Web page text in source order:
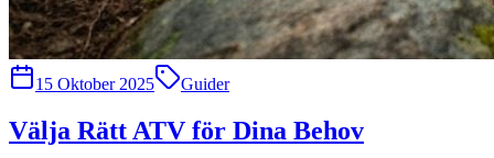
15 Oktober 2025 Guider
Välja Rätt ATV för Dina Behov